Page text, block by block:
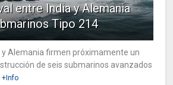
entre India y Alemania
Tipo 214
y Alemania firmen próximamente un
de seis submarinos avanzados
+Info